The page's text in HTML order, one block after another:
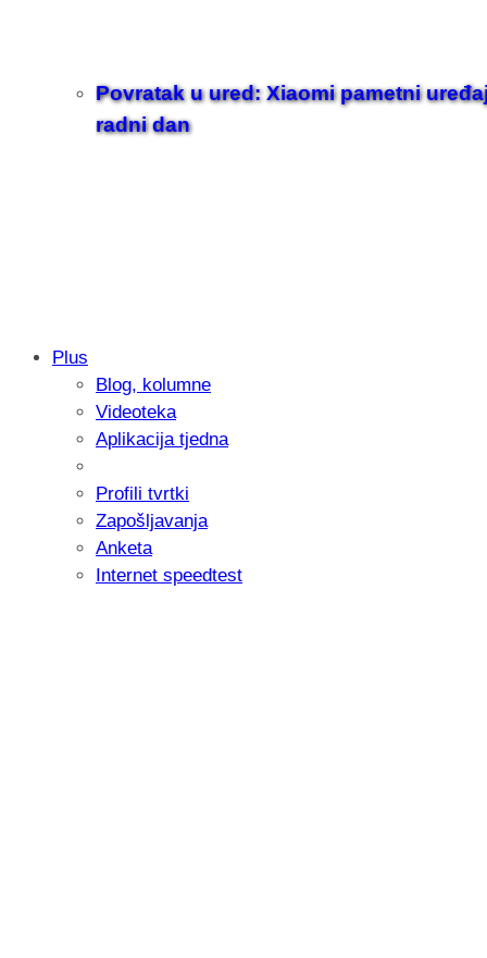
Povratak u ured: Xiaomi pametni
radni dan
Samsung otkrio kako je nastajala
donijelo tanje i izdržljivije preklopne
Plus
Blog, kolumne
Videoteka
Aplikacija tjedna
Profili tvrtki
Zapošljavanja
Anketa
Internet speedtest